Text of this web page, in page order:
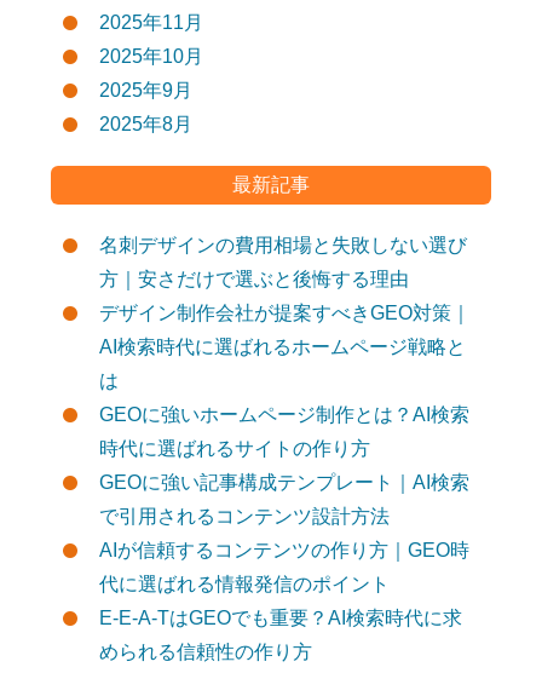
2025年11月
2025年10月
2025年9月
2025年8月
最新記事
名刺デザインの費用相場と失敗しない選び
方｜安さだけで選ぶと後悔する理由
デザイン制作会社が提案すべきGEO対策｜
AI検索時代に選ばれるホームページ戦略と
は
GEOに強いホームページ制作とは？AI検索
時代に選ばれるサイトの作り方
GEOに強い記事構成テンプレート｜AI検索
で引用されるコンテンツ設計方法
AIが信頼するコンテンツの作り方｜GEO時
代に選ばれる情報発信のポイント
E-E-A-TはGEOでも重要？AI検索時代に求
められる信頼性の作り方